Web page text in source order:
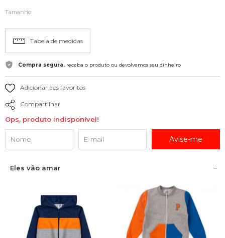
Tamanho
Tabela de medidas
Compra segura, receba o produto ou devolvemos seu dinheiro
Adicionar aos favoritos
Compartilhar
Ops, produto indisponível!
Avise-me
Eles vão amar